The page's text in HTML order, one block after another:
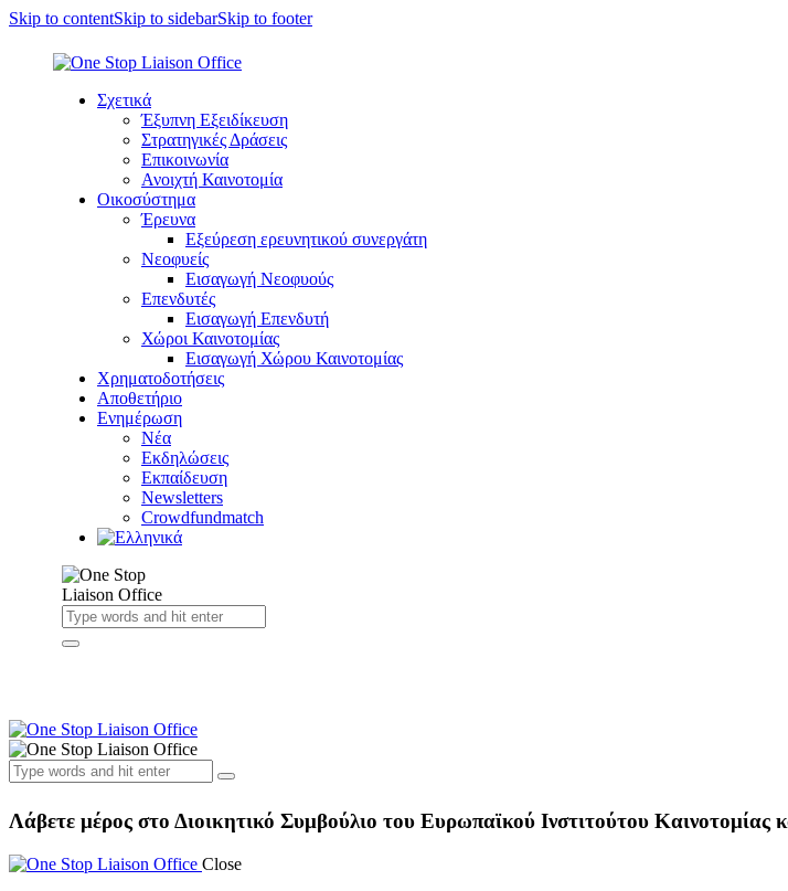
Skip to contentSkip to sidebarSkip to footer
Σχετικά
Έξυπνη Εξειδίκευση
Στρατηγικές Δράσεις
Επικοινωνία
Ανοιχτή Καινοτομία
Οικοσύστημα
Έρευνα
Εξεύρεση ερευνητικού συνεργάτη
Νεοφυείς
Εισαγωγή Νεοφυούς
Επενδυτές
Εισαγωγή Επενδυτή
Χώροι Καινοτομίας
Εισαγωγή Χώρου Καινοτομίας
Χρηματοδοτήσεις
Αποθετήριο
Ενημέρωση
Νέα
Εκδηλώσεις
Εκπαίδευση
Newsletters
Crowdfundmatch
Λάβετε μέρος στο Διοικητικό Συμβούλιο του Ευρωπαϊκού Ινστιτούτου Καινοτομίας
Close